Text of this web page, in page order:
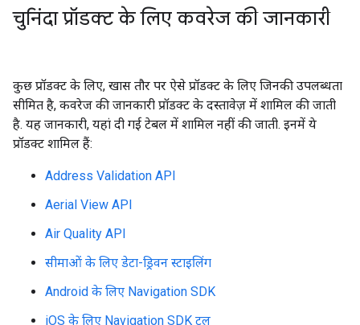
चुनिंदा प्रॉडक्ट के लिए कवरेज की जानकारी
कुछ प्रॉडक्ट के लिए, खास तौर पर ऐसे प्रॉडक्ट के लिए जिनकी उपलब्धता
सीमित है, कवरेज की जानकारी प्रॉडक्ट के दस्तावेज़ में शामिल की जाती
है. यह जानकारी, यहां दी गई टेबल में शामिल नहीं की जाती. इनमें ये
प्रॉडक्ट शामिल हैं:
Address Validation API
Aerial View API
Air Quality API
सीमाओं के लिए डेटा-ड्रिवन स्टाइलिंग
Android के लिए Navigation SDK
iOS के लिए Navigation SDK टूल